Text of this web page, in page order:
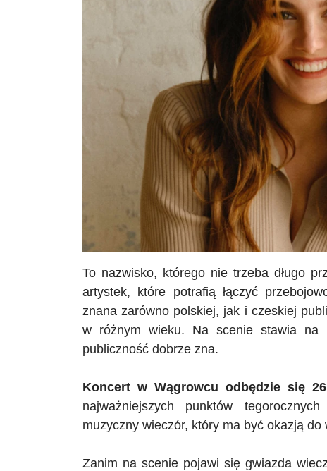
To nazwisko, którego nie trzeba długo
artystek, które potrafią łączyć
znana zarówno polskiej, jak i czeskiej
w różnym wieku. Na scenie stawia na
publiczność dobrze zna.
Koncert w Wągrowcu odbędzie się
najważniejszych punktów
muzyczny wieczór, który ma być okazją
Zanim na scenie pojawi się gwiazda